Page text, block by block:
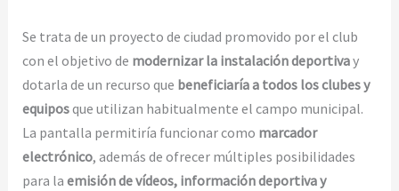
Se trata de un proyecto de ciudad promovido por el club
con el objetivo de modernizar la instalación deportivay
dotarla de un recurso que beneficiaría a todos los clubes y
equiposque utilizan habitualmente el campo municipal.
La pantalla permitiría funcionar como marcador
electrónico, además de ofrecer múltiples posibilidades
para la emisión de vídeos, información deportiva y